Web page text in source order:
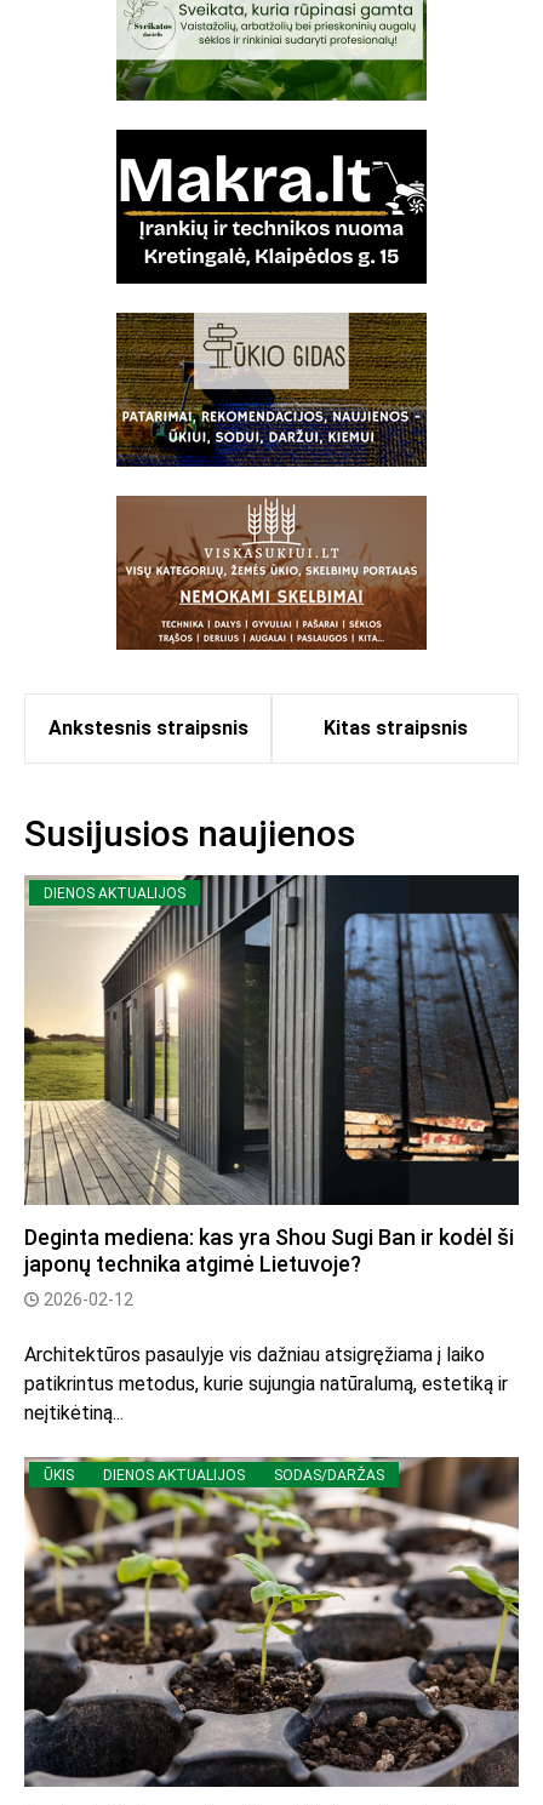
Ankstesnis straipsnis Kitas straipsnis
Susijusios naujienos
DIENOS AKTUALIJOS
Deginta mediena: kas yra Shou Sugi Ban ir kodėl ši
japonų technika atgimė Lietuvoje?
2026-02-12
Architektūros pasaulyje vis dažniau atsigręžiama į laiko
patikrintus metodus, kurie sujungia natūralumą, estetiką ir
neįtikėtiną...
ŪKIS DIENOS AKTUALIJOS SODAS/DARŽAS